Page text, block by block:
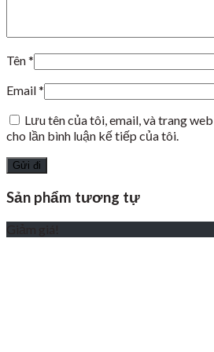
Tên*
Email*
Lưu tên của tôi, email, và trang
cho lần bình luận kế tiếp của tôi.
Sản phẩm tương tự